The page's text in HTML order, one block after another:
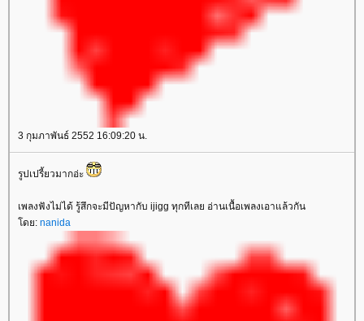
3 กุมภาพันธ์ 2552 16:09:20 น.
รูปเปรี้ยวมากอ่ะ
เพลงฟังไม่ได้ รู้สึกจะมีปัญหากับ ijigg ทุกทีเลย อ่านเนื้อเพลงเอาแล้วกัน
ดย: nanida